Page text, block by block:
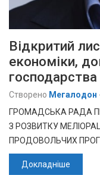
Відкритий
економіки,
господарства
Створено Мегалодон
ГРОМАДСЬКА РАДА
З РОЗВИТКУ
ПРОДОВОЛЬЧИХ
Докладніше